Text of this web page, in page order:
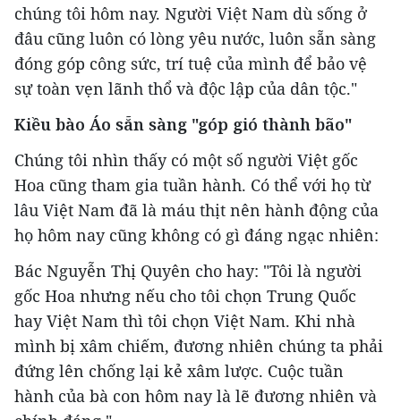
chúng tôi hôm nay. Người Việt Nam dù sống ở
đâu cũng luôn có lòng yêu nước, luôn sẵn sàng
đóng góp công sức, trí tuệ của mình để bảo vệ
sự toàn vẹn lãnh thổ và độc lập của dân tộc."
Kiều bào Áo sẵn sàng "góp gió thành bão"
Chúng tôi nhìn thấy có một số người Việt gốc
Hoa cũng tham gia tuần hành. Có thể với họ từ
lâu Việt Nam đã là máu thịt nên hành động của
họ hôm nay cũng không có gì đáng ngạc nhiên:
Bác Nguyễn Thị Quyên cho hay: "Tôi là người
gốc Hoa nhưng nếu cho tôi chọn Trung Quốc
hay Việt Nam thì tôi chọn Việt Nam. Khi nhà
mình bị xâm chiếm, đương nhiên chúng ta phải
đứng lên chống lại kẻ xâm lược. Cuộc tuần
hành của bà con hôm nay là lẽ đương nhiên và